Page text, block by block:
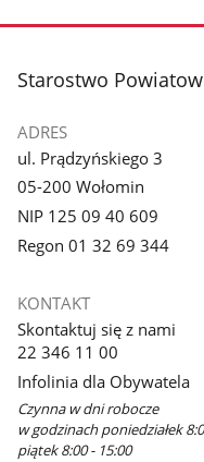
stopka
Starostwo
ADRES
ul. Prądzyńskiego 3
05-200 Wołomin
NIP 125 09 40 609
Regon 01 32 69 344
KONTAKT
Skontaktuj się z nami
22 346 11 00
Infolinia dla Obywatela
Czynna w dni robocze
w godzinach poniedziałek
piątek 8:00 - 15:00